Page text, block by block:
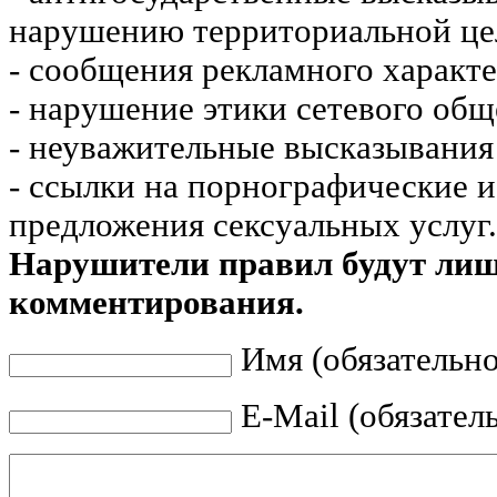
нарушению территориальной
- сообщения рекламного
- нарушение этики сетевого
- неуважительные
- ссылки на порнографические
предложения сексуальных услуг.
Нарушители правил будут
комментирования.
Имя
E-Mail